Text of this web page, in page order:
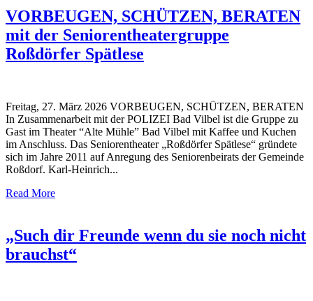
VORBEUGEN, SCHÜTZEN, BERATEN
mit der Seniorentheatergruppe
Roßdörfer Spätlese
Freitag, 27. März 2026 VORBEUGEN, SCHÜTZEN, BERATEN
In Zusammenarbeit mit der POLIZEI Bad Vilbel ist die Gruppe zu
Gast im Theater “Alte Mühle” Bad Vilbel mit Kaffee und Kuchen
im Anschluss. Das Seniorentheater „Roßdörfer Spätlese“ gründete
sich im Jahre 2011 auf Anregung des Seniorenbeirats der Gemeinde
Roßdorf. Karl-Heinrich...
Read More
„Such dir Freunde wenn du sie noch nicht
brauchst“